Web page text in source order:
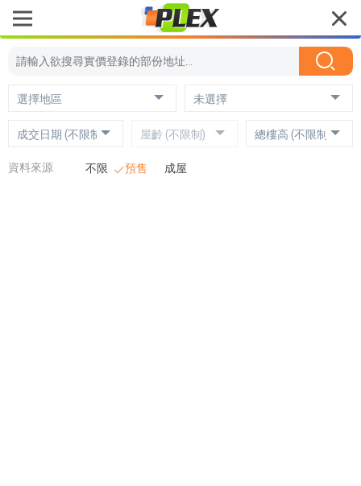
選擇地區 未選擇
成交日期 (不限制) 屋齡 (不限制) 總樓高 (不限制)
資料來源 不限 預售 成屋